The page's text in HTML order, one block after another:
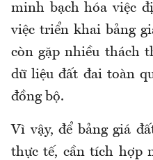
minh bạch hóa việc
việc triển khai bảng
còn gặp nhiều thách
dữ liệu đất đai toàn
đồng bộ.
Vì vậy, để bảng giá
thực tế, cần tích hợp